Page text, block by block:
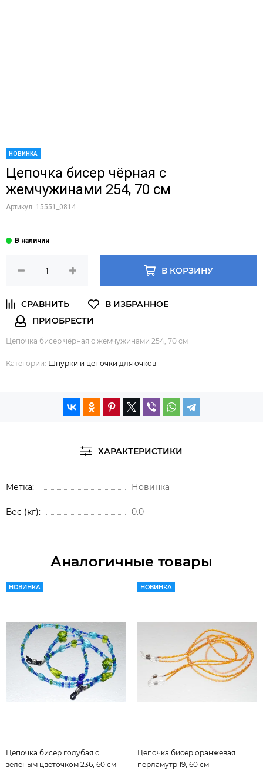
НОВИНКА
Цепочка бисер чёрная с
жемчужинами 254, 70 см
Артикул: 15551_0814
В КОРЗИНУ
Цепочка бисер чёрная с жемчужинами 254, 70 см
Категории: Шнурки и цепочки для очков
ХАРАКТЕРИСТИКИ
Метка Новинка
Вес (кг) 0.0
Аналогичные товары
НОВИНКА
Цепочка бисер голубая с
зелёным цветочком 236, 60 см
НОВИНКА
Цепочка бисер оранжевая
перламутр 19, 60 см